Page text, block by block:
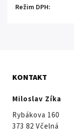
Režim DPH:
KONTAKT
Miloslav Zíka
Rybákova 160
373 82 Včelná